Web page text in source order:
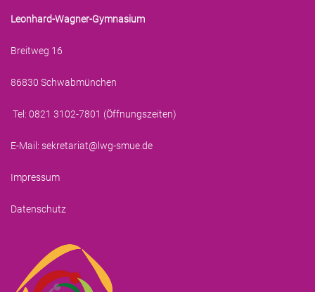
Leonhard-Wagner-Gymnasium
Breitweg 16
86830 Schwabmünchen
Tel: 0821 3102-7801 (Öffnungszeiten)
E-Mail: sekretariat@lwg-smue.de
Impressum
Datenschutz